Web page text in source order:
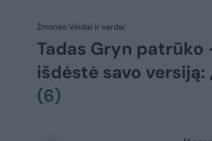
Žmonės Veidai ir vardai
Tadas Gryn
išdėstė savo
(6)